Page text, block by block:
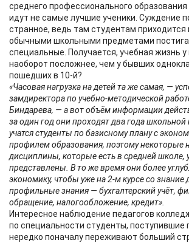
среднего профессионального образования
идут не самые лучшие ученики. Суждение
странное, ведь там студентам приходится
обычными школьными предметами
специальные. Получается, учебная жизнь у
наоборот посложнее, чем у бывших
пошедших в 10-й?
«Часовая нагрузка на детей та же самая, —
замдиректора по учебно-методической
Биндарева, — а вот объём информации
за один год они проходят два года
учатся студенты по базисному плану с
профилем образования, поэтому некоторые
дисциплины, которые есть в средней школе,
представлены. В то же время они более
экономику, чтобы уже на 2-м курсе со знание
профильные знания — бухгалтерский учёт,
обращение, налогообложение, кредит».
Интересное наблюдение педагогов
по специальности студенты, поступившие
нередко поначалу переживают больший